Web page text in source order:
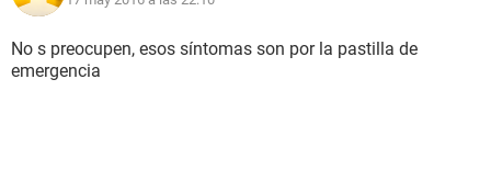
No s preocupen, esos síntomas son por la pastilla de
emergencia